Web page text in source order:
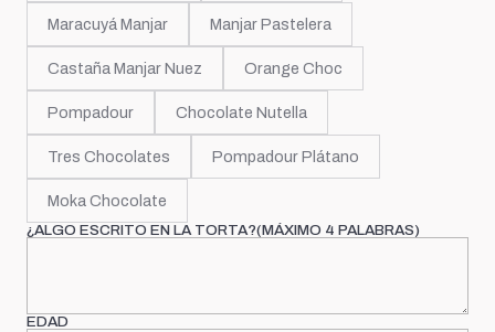
Maracuyá Manjar Manjar Pastelera
Castaña Manjar Nuez Orange Choc
Pompadour Chocolate Nutella
Tres Chocolates Pompadour Plátano
Moka Chocolate
¿ALGO ESCRITO EN LA TORTA?(MÁXIMO 4 PALABRAS)
EDAD